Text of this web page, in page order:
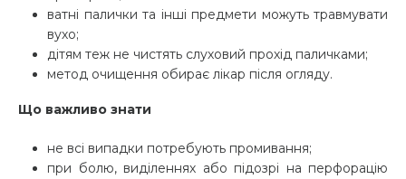
ватні палички та інші предмети можуть травмувати
вухо;
дітям теж не чистять слуховий прохід паличками;
метод очищення обирає лікар після огляду.
Що важливо знати
не всі випадки потребують промивання;
при болю, виділеннях або підозрі на перфорацію